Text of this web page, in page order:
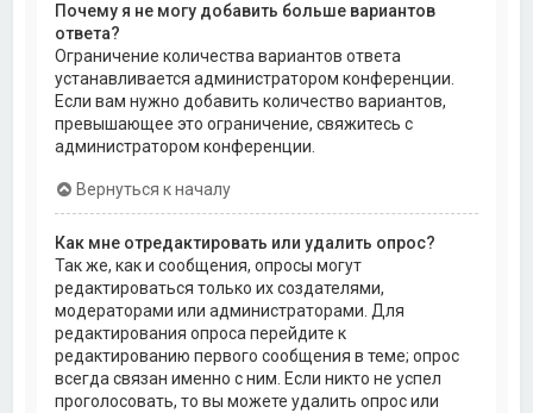
Почему я не могу добавить больше вариантов
ответа?
Ограничение количества вариантов ответа
устанавливается администратором конференции.
Если вам нужно добавить количество вариантов,
превышающее это ограничение, свяжитесь с
администратором конференции.
Вернуться к началу
Как мне отредактировать или удалить опрос?
Так же, как и сообщения, опросы могут
редактироваться только их создателями,
модераторами или администраторами. Для
редактирования опроса перейдите к
редактированию первого сообщения в теме; опрос
всегда связан именно с ним. Если никто не успел
проголосовать, то вы можете удалить опрос или